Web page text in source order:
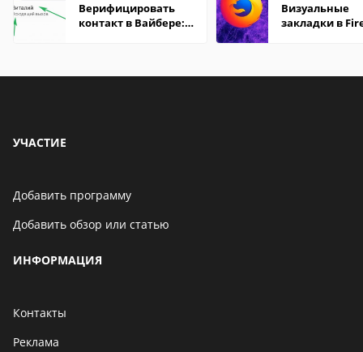
Верифицировать
контакт в Вайбере:
Визуальные
закладки в
УЧАСТИЕ
Добавить программу
Добавить обзор или статью
ИНФОРМАЦИЯ
Контакты
Реклама